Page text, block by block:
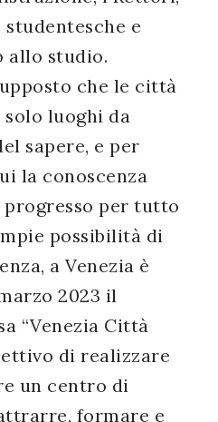
e
allo studio.
che le città
luoghi da
sapere, e per
la conoscenza
per tutto
possibilità di
a Venezia è
2023 il
“Venezia Città
di realizzare
un centro di
formare e